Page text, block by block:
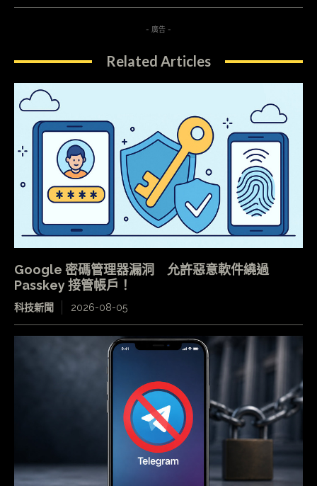
- 廣告 -
Related Articles
Google 密碼管理器漏洞 允許惡意軟件繞過
Passkey 接管帳戶！
科技新聞 2026-08-05